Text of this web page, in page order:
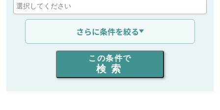
通信距離を選ぶ
出力を選ぶ
同時通話人数を選ぶ
さらに条件を絞る
この条件で
検索